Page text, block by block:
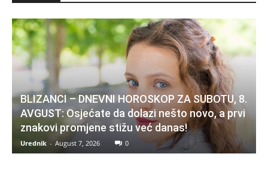
BLIZANCI – DNEVNI HOROSKOP ZA SUBOTU, 8.
AVGUST: Osjećate da dolazi nešto novo, a prvi
znakovi promjene stižu već danas!
Urednik - August 7, 2026 0